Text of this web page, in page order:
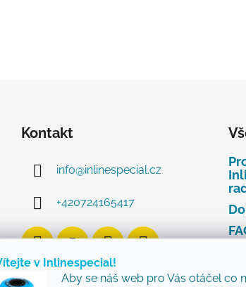
v Inlinespecial!
Aby se náš web pro Vás otáčel co
Kontakt
info@inlinespecial.cz
+420724165417